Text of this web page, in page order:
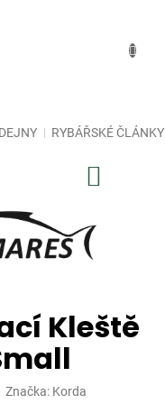
RYBÁŘSKÉ ČLÁNKY
Kleště
Značka: Korda